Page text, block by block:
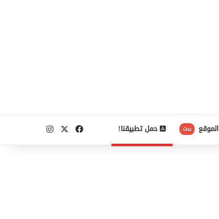
بحث حمل تطبيقنا! فيسبوكانستقرام